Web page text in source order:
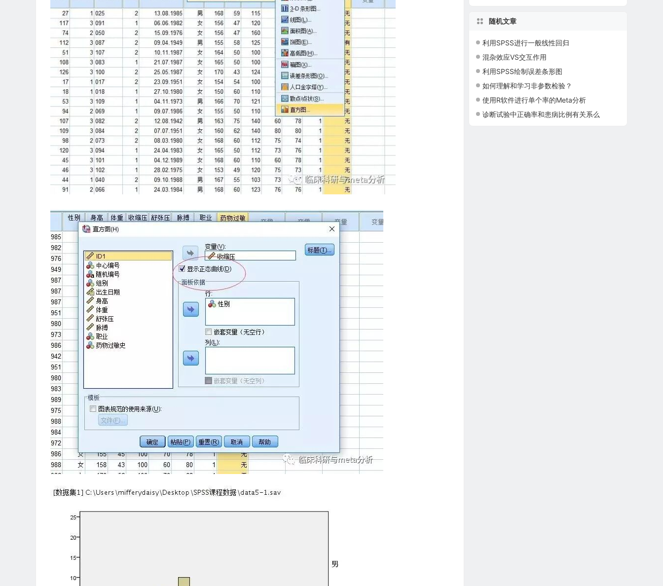
随机文章
利用SPSS进行一般线性回归
混杂效应VS交互作用
利用SPSS绘制误差条形图
如何理解和学习非参数检验？
使用R软件进行单个率的Meta分析
诊断试验中正确率和患病比例有关系么